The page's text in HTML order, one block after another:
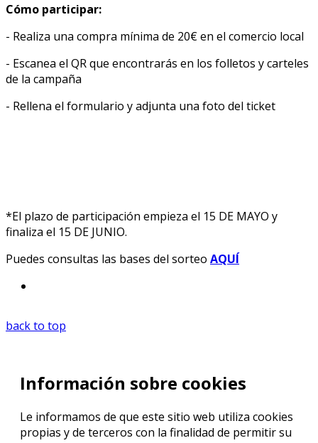
Cómo participar:
- Realiza una compra mínima de 20€ en el comercio local
- Escanea el QR que encontrarás en los folletos y carteles
de la campaña
- Rellena el formulario y adjunta una foto del ticket
*El plazo de participación empieza el 15 DE MAYO y
finaliza el 15 DE JUNIO.
Puedes consultas las bases del sorteo AQUÍ
back to top
Información sobre cookies
Le informamos de que este sitio web utiliza cookies
propias y de terceros con la finalidad de permitir su